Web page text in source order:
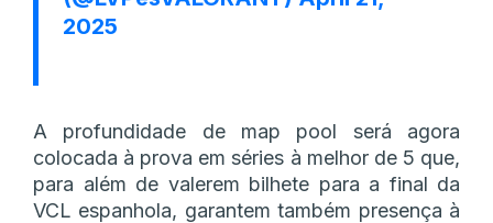
2025
A profundidade de map pool será agora
colocada à prova em séries à melhor de 5 que,
para além de valerem bilhete para a final da
VCL espanhola, garantem também presença à